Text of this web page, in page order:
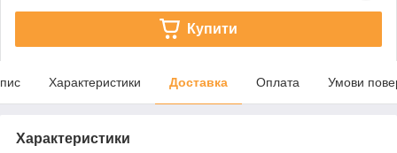
Купити
Характеристики Доставка Оплата Умови
Характеристики